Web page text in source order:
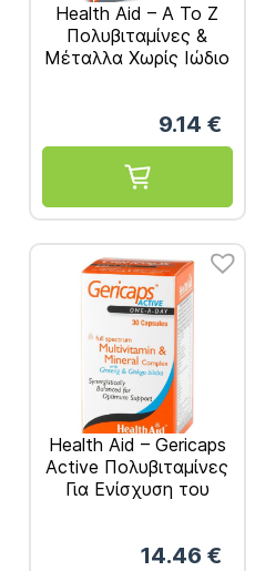
Health Aid – A To Z
Πολυβιταμίνες &
Μέταλλα Χωρίς Ιώδιο
9.14 €
Health Aid – Gericaps
Active Πολυβιταμίνες
Για Ενίσχυση του
14.46 €